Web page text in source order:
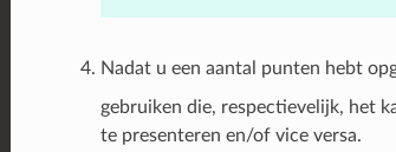
Nadat u een aantal punten hebt
gebruiken die, respectievelijk, het
te presenteren en/of vice versa.